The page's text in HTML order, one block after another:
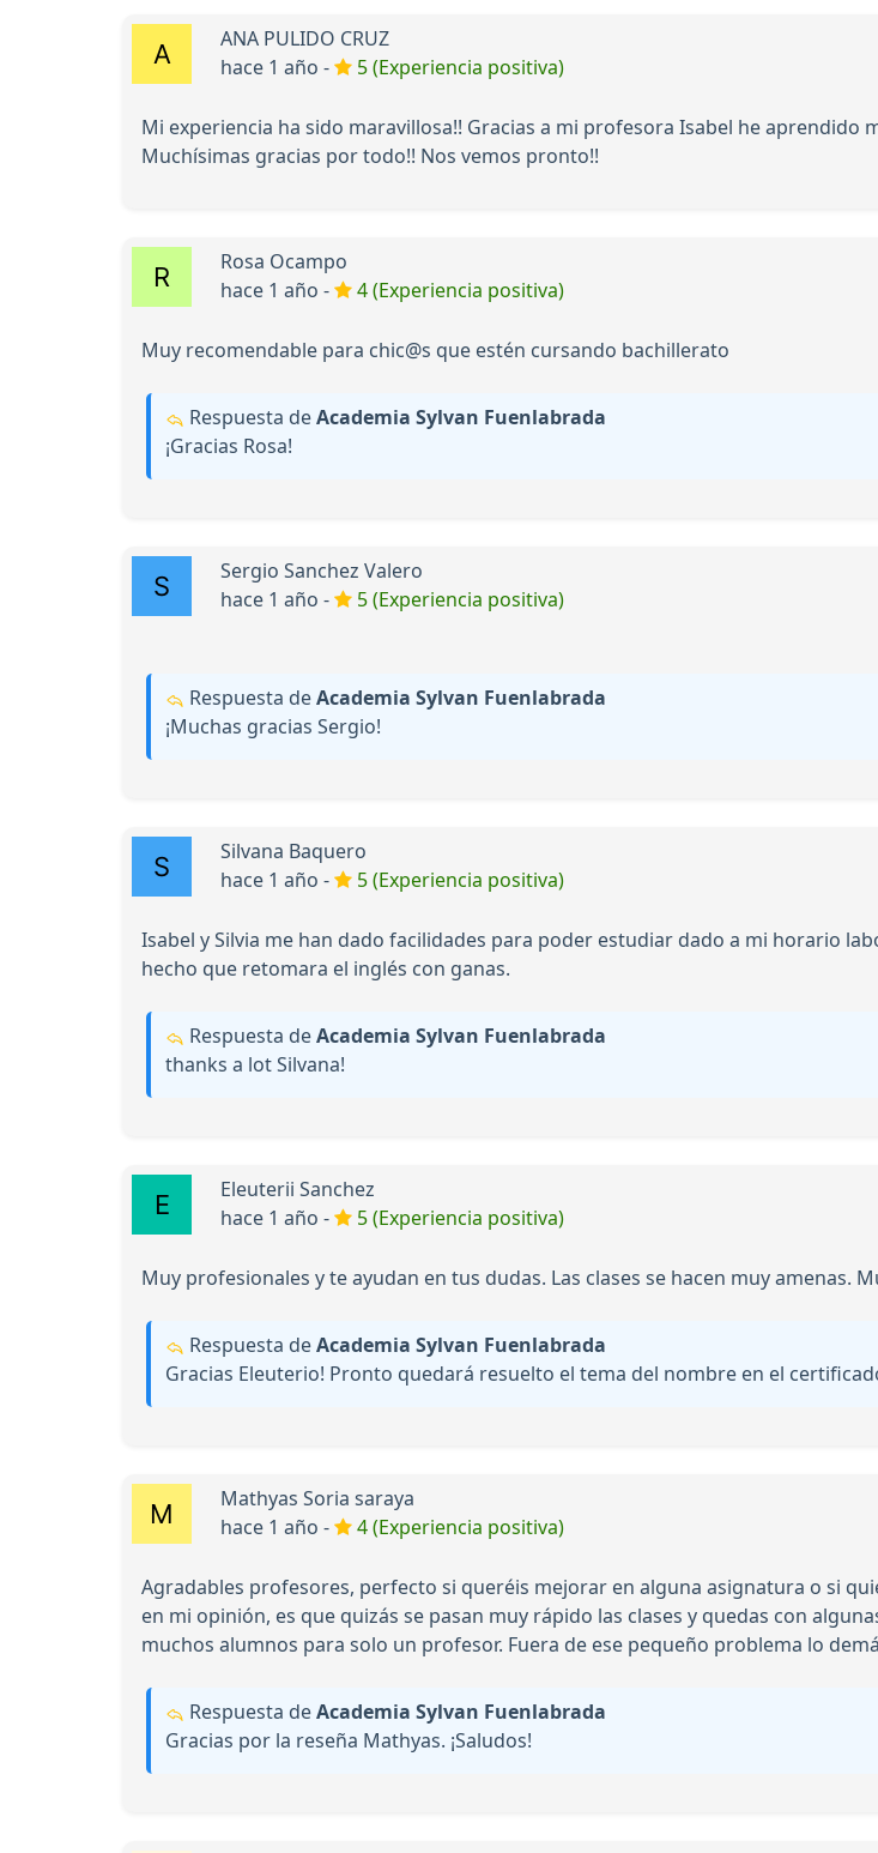
ANA PULIDO CRUZ
hace 1 año -
5 (Experiencia positiva)
Mi experiencia ha sido maravillosa!! Gracias a mi profesora Isabel he
Muchísimas gracias por todo!! Nos vemos pronto!!
Rosa Ocampo
hace 1 año -
4 (Experiencia positiva)
Muy recomendable para chic@s que estén cursando bachillerato
Respuesta deAcademia Sylvan Fuenlabrada
¡Gracias Rosa!
Sergio Sanchez Valero
hace 1 año -
5 (Experiencia positiva)
Respuesta deAcademia Sylvan Fuenlabrada
¡Muchas gracias Sergio!
Silvana Baquero
hace 1 año -
5 (Experiencia positiva)
Isabel y Silvia me han dado facilidades para poder estudiar dado a mi horario
hecho que retomara el inglés con ganas.
Respuesta deAcademia Sylvan Fuenlabrada
thanks a lot Silvana!
Eleuterii Sanchez
hace 1 año -
5 (Experiencia positiva)
Muy profesionales y te ayudan en tus dudas. Las clases se hacen muy amenas.
Respuesta deAcademia Sylvan Fuenlabrada
Gracias Eleuterio! Pronto quedará resuelto el tema del nombre en el
Mathyas Soria saraya
hace 1 año -
4 (Experiencia positiva)
Agradables profesores, perfecto si queréis mejorar en alguna asignatura o si
en mi opinión, es que quizás se pasan muy rápido las clases y quedas con
muchos alumnos para solo un profesor. Fuera de ese pequeño problema lo
Respuesta deAcademia Sylvan Fuenlabrada
Gracias por la reseña Mathyas. ¡Saludos!